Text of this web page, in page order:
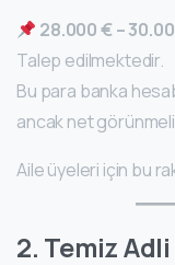
28.000 € –
Talep edilmektedir.
Bu para banka
ancak net
Aile üyeleri için bu
2. Temiz